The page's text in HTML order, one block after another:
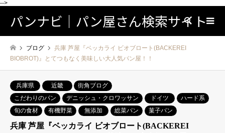
-->
パンナビ｜パン屋さん検索サイト検索
ブログ
兵庫 芦屋『ベッカライ ビオブロート(BACKEREI
BIOBROT)』とてつもなく美味しい大人気パン屋！！
兵庫県 近畿
街角ブログ
こだわりのパン
デニッシュ・クロワッサン ドイツ
ハード系
旬の食材
有機野菜 無添加 総菜パン 菓子パン
兵庫 芦屋『ベッカライ ビオブロート(BACKEREI